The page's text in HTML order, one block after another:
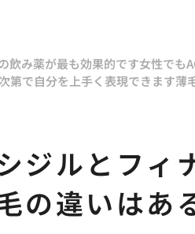
飲み薬が最も効果的です女性でも
第で自分を上手く表現できます薄
ジルとフィ
の違いはあ